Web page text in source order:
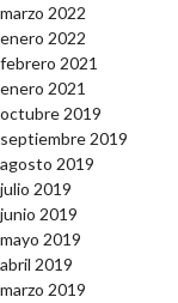
marzo 2022
enero 2022
febrero 2021
enero 2021
octubre 2019
septiembre 2019
agosto 2019
julio 2019
junio 2019
mayo 2019
abril 2019
marzo 2019